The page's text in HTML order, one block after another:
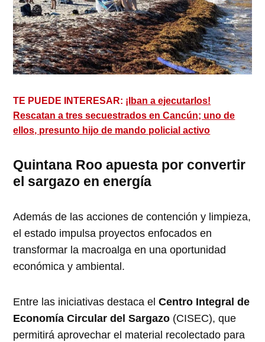
TE PUEDE INTERESAR: ¡Iban a ejecutarlos!
Rescatan a tres secuestrados en Cancún; uno de
ellos, presunto hijo de mando policial activo
Quintana Roo apuesta por convertir
el sargazo en energía
Además de las acciones de contención y limpieza,
el estado impulsa proyectos enfocados en
transformar la macroalga en una oportunidad
económica y ambiental.
Entre las iniciativas destaca elCentro Integral de
Economía Circular del Sargazo (CISEC), que
permitirá aprovechar el material recolectado para